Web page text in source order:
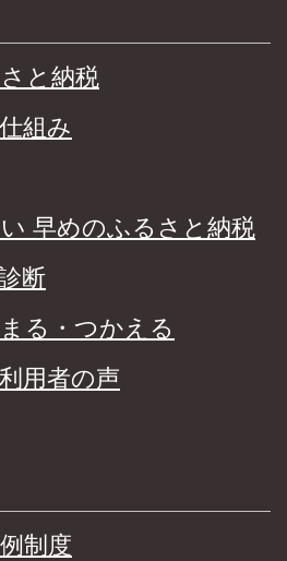
と納税
組み
早めのふるさと納税
断
る・つかえる
用者の声
制度